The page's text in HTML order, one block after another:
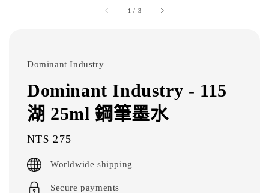
1 / 3
Dominant Industry
Dominant Industry - 115
湖 25ml 鋼筆墨水
Regular
price
NT$ 275
Worldwide shipping
Secure payments